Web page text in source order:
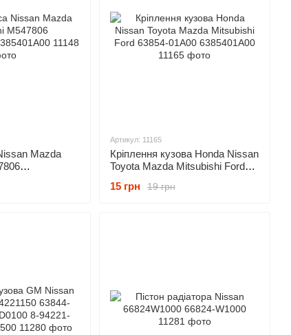
Mazda
Артикул: 11165
Кріплення кузова Honda Nissan
Toyota Mazda Mitsubishi Ford
19 грн
15 грн